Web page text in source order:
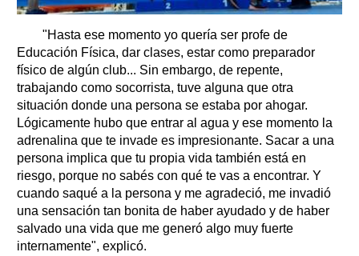
"Hasta ese momento yo quería ser profe de
Educación Física, dar clases, estar como preparador
físico de algún club... Sin embargo, de repente,
trabajando como socorrista, tuve alguna que otra
situación donde una persona se estaba por ahogar.
Lógicamente hubo que entrar al agua y ese momento la
adrenalina que te invade es impresionante. Sacar a una
persona implica que tu propia vida también está en
riesgo, porque no sabés con qué te vas a encontrar. Y
cuando saqué a la persona y me agradeció, me invadió
una sensación tan bonita de haber ayudado y de haber
salvado una vida que me generó algo muy fuerte
internamente", explicó.